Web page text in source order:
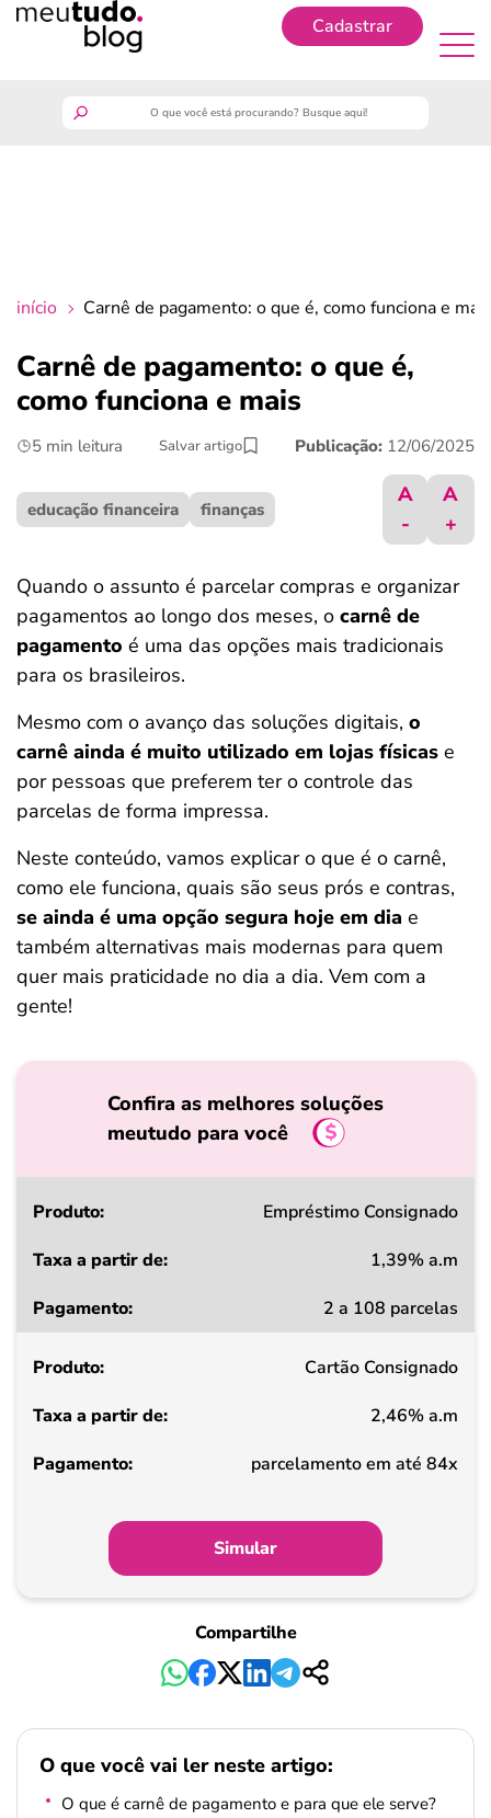
Cadastrar
crédito fácil
últimas notícias
ferramentas
início Carnê de pagamento: o que é, como funciona e mais
Carnê de pagamento: o que é,
como funciona e mais
5 min leitura Salvar artigo Publicação: 12/06/2025
educação financeira finanças
A
-
A
+
Quando o assunto é parcelar compras e organizar
pagamentos ao longo dos meses, o carnê de
pagamento é uma das opções mais tradicionais
para os brasileiros.
Mesmo com o avanço das soluções digitais, o
carnê ainda é muito utilizado em lojas físicas e
por pessoas que preferem ter o controle das
parcelas de forma impressa.
Neste conteúdo, vamos explicar o que é o carnê,
como ele funciona, quais são seus prós e contras,
se ainda é uma opção segura hoje em dia e
também alternativas mais modernas para quem
quer mais praticidade no dia a dia. Vem com a
gente!
Confira as melhores soluções
meutudo para você
Produto
a
de
Pagamento
Empréstimo Consignado
1,39% a.m
2 a 108 parcelas
Cartão Consignado
2,46% a.m
parcelamento em até 84x
Simular
Compartilhe
O que você vai ler neste artigo:
O que é carnê de pagamento e para que ele serve?